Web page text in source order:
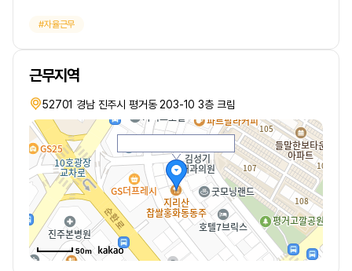
자율근무
근무지역
52701 경남 진주시 평거동 203-10 3층 크림
50m